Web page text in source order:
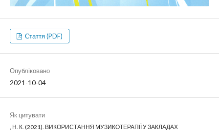
Стаття (PDF)
Опубліковано
2021-10-04
Як цитувати
, Н. К. (2021). ВИКОРИСТАННЯ МУЗИКОТЕРАПІЇ У ЗАКЛАДАХ